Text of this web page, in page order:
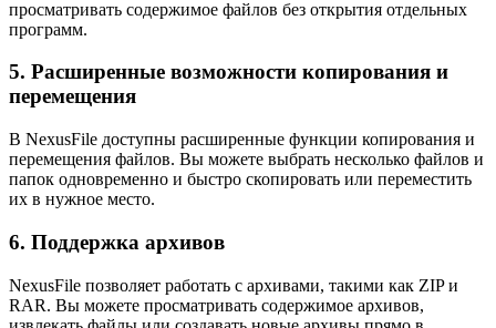
просматривать содержимое файлов без открытия отдельных
программ.
5. Расширенные возможности копирования и
перемещения
В NexusFile доступны расширенные функции копирования и
перемещения файлов. Вы можете выбрать несколько файлов и
папок одновременно и быстро скопировать или переместить
их в нужное место.
6. Поддержка архивов
NexusFile позволяет работать с архивами, такими как ZIP и
RAR. Вы можете просматривать содержимое архивов,